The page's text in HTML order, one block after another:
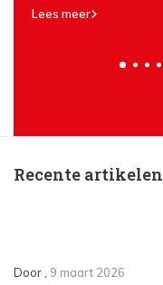
Lees meer
Recente artikelen
Door 9 maart 2026